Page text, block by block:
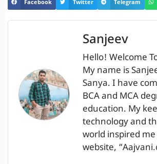
Facebook Twitter Telegram
Sanjeev
Hello! Welcome
My name is
Sanya. I have
BCA and MCA
education. My
technology and
world inspired
website,